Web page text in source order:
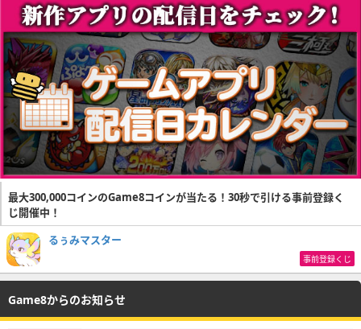
最大300,000コインのGame8コインが当たる！30秒で引ける事前登録く
じ開催中！
るぅみマスター
事前登録くじ
Game8からのお知らせ